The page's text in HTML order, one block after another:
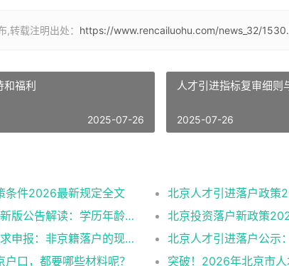
,转载注明出处： https://www.rencailuohu.com/news_32/
和福利
2025-07-26
人才引进指标复审细则
2025-07-26
条件2026最新规定全文
北京人才引进2026最新版公告解读：学历年龄是门槛
2026北京人才引进需求申报：非京籍落户的现状与困境
北京人才引进落户公示
口，都要哪些材料呢？